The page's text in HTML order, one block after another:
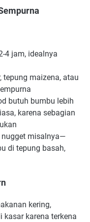
4 jam, idealnya
tepung maizena, atau
butuh bumbu lebih
karena sebagian
nugget misalnya—
di tepung basah,
kering,
kasar karena terkena